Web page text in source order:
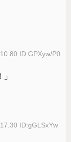
ID:GPXyw/P0
ID:gGLSxYw